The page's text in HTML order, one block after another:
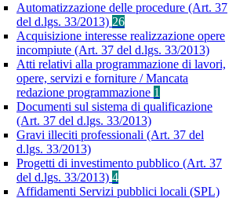
Automatizzazione delle procedure (Art. 37
del d.lgs. 33/2013) 26
Acquisizione interesse realizzazione opere
incompiute (Art. 37 del d.lgs. 33/2013)
Atti relativi alla programmazione di lavori,
opere, servizi e forniture / Mancata
redazione programmazione 1
Documenti sul sistema di qualificazione
(Art. 37 del d.lgs. 33/2013)
Gravi illeciti professionali (Art. 37 del
d.lgs. 33/2013)
Progetti di investimento pubblico (Art. 37
del d.lgs. 33/2013) 4
Affidamenti Servizi pubblici locali (SPL)